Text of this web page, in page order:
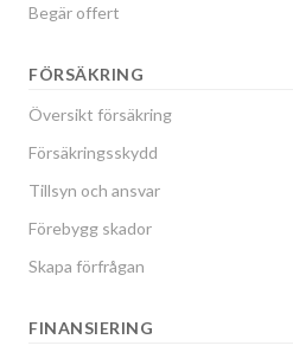
Begär offert
FÖRSÄKRING
Översikt försäkring
Försäkringsskydd
Tillsyn och ansvar
Förebygg skador
Skapa förfrågan
FINANSIERING